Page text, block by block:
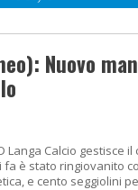
Nuovo
Langa Calcio gestisce
fa è stato ringiovanito
e cento seggiolini